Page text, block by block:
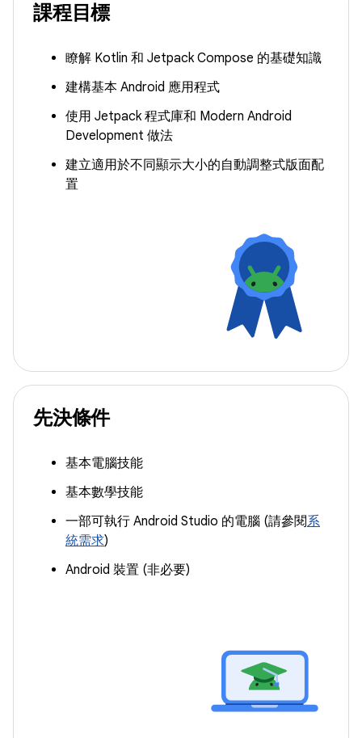
課程目標
瞭解 Kotlin 和 Jetpack Compose 的基礎知識
建構基本 Android 應用程式
使用 Jetpack 程式庫和 Modern Android
Development 做法
建立適用於不同顯示大小的自動調整式版面配
置
先決條件
基本電腦技能
基本數學技能
一部可執行 Android Studio 的電腦 (請參閱系
統需求)
Android 裝置 (非必要)